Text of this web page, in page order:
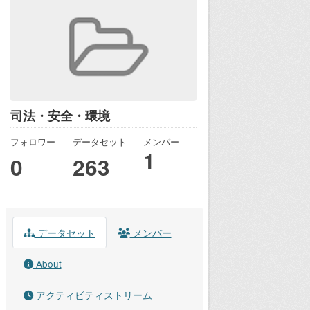
司法・安全・環境
フォロワー
0
データセット
263
メンバー
1
データセット メンバー
About
アクティビティストリーム